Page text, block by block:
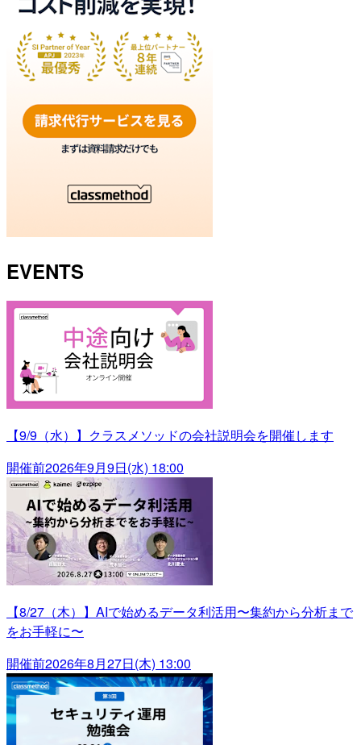
EVENTS
【9/9（水）】クラスメソッドの会社説明会を開催します
開催前2026年9月9日(水) 18:00
【8/27（木）】AIで始めるデータ利活用〜集約から分析まで
をお手軽に〜
開催前2026年8月27日(木) 13:00